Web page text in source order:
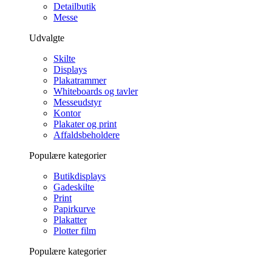
Detailbutik
Messe
Udvalgte
Skilte
Displays
Plakatrammer
Whiteboards og tavler
Messeudstyr
Kontor
Plakater og print
Affaldsbeholdere
Populære kategorier
Butikdisplays
Gadeskilte
Print
Papirkurve
Plakatter
Plotter film
Populære kategorier